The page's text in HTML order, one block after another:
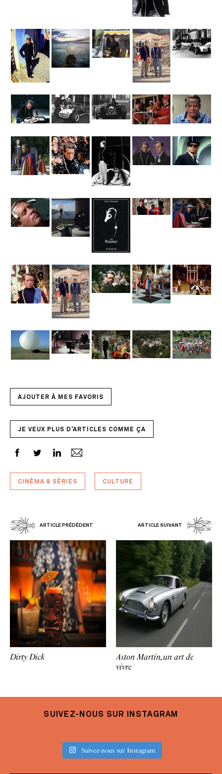
AJOUTER À MES FAVORIS
JE VEUX PLUS D'ARTICLES COMME ÇA
CINÉMA & SÉRIES CULTURE
ARTICLE PRÉDÉDENT ARTICLE SUIVANT
Dirty Dick
Aston Martin, un art de
vivre
SUIVEZ-NOUS SUR INSTAGRAM
Suivez-nous sur Instagram